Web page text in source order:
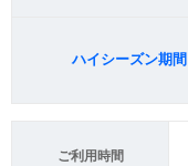
ハイシーズン期間
ご利用時間